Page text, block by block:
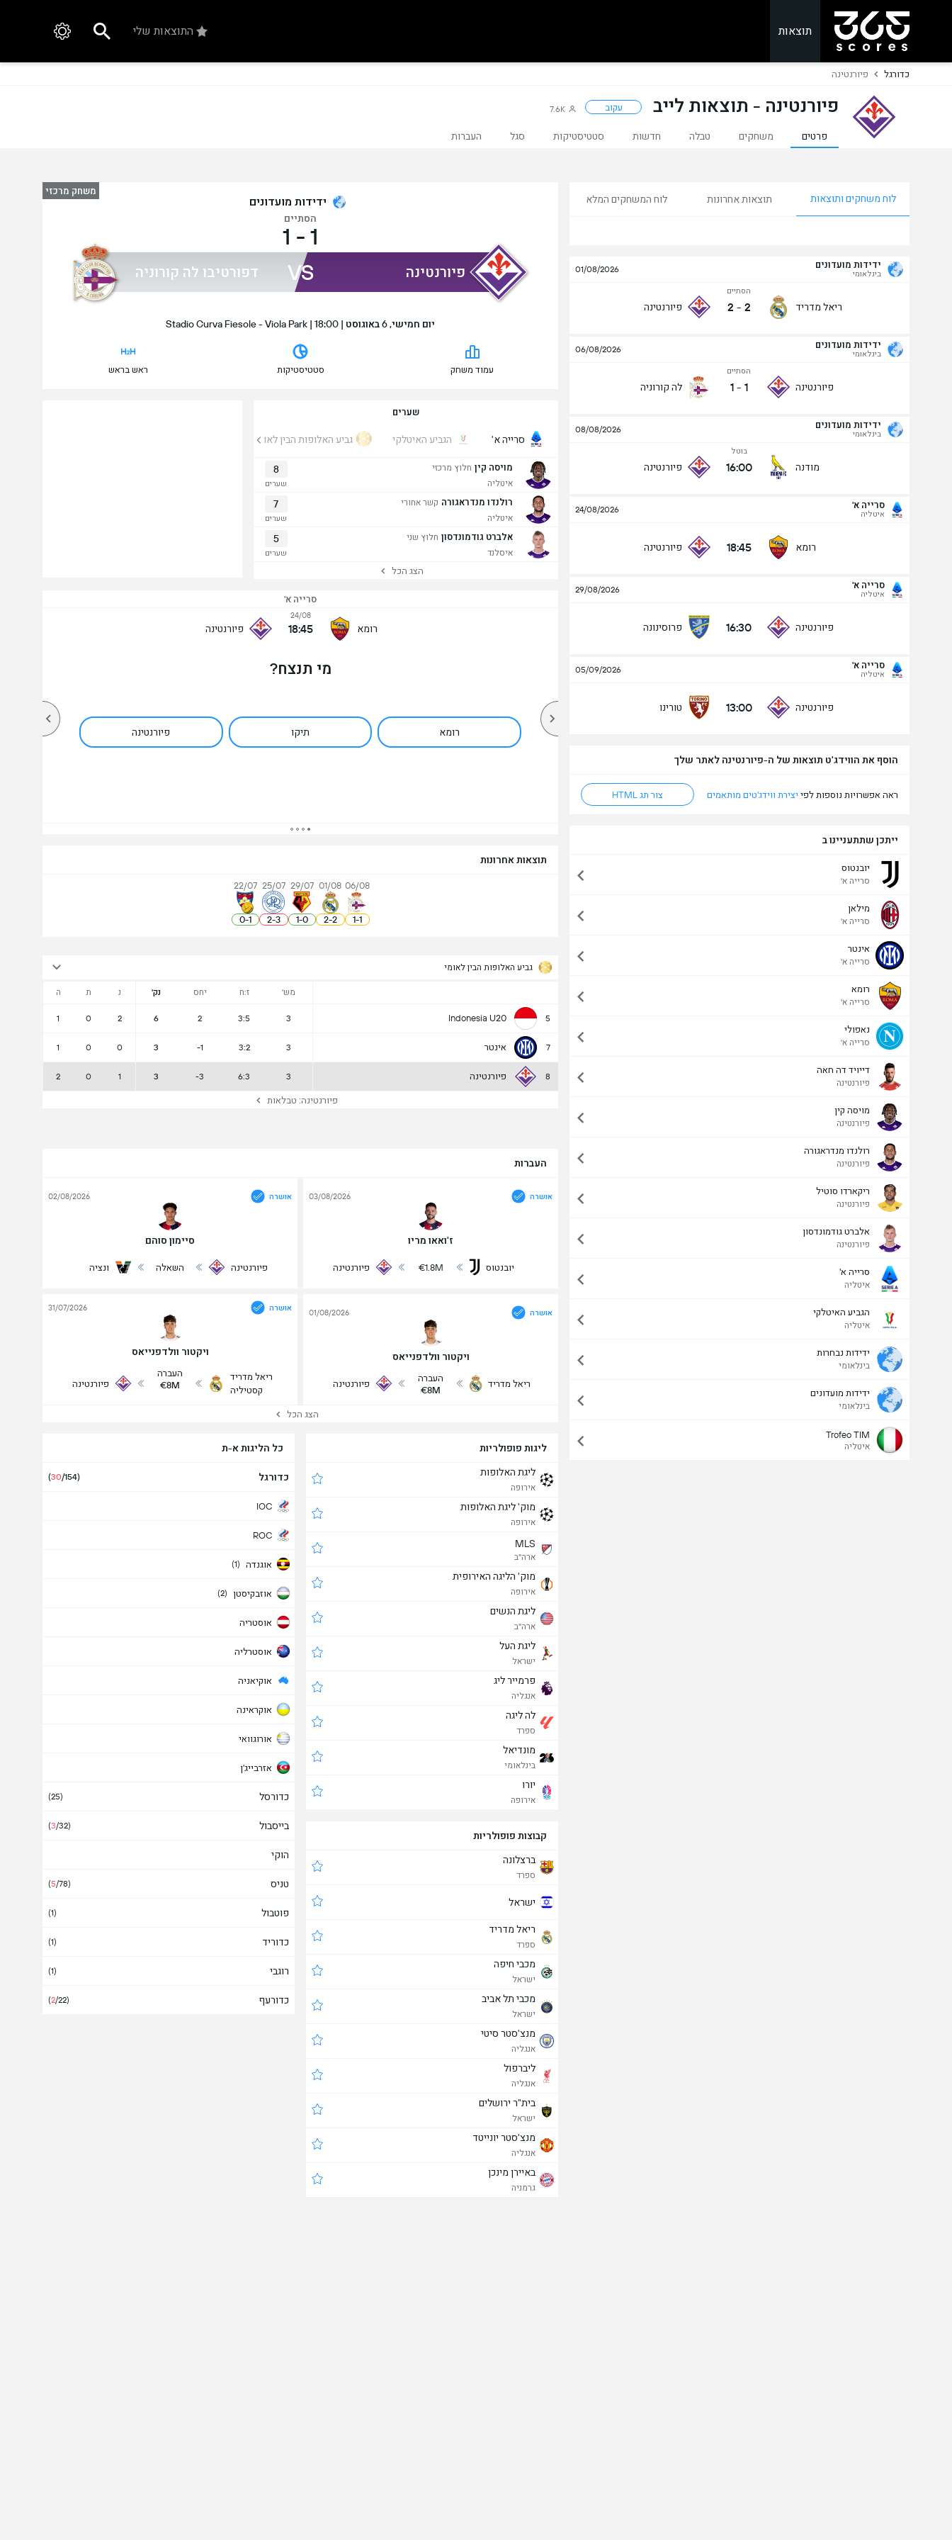
תוצאות התוצאות שלי
כדורגל פיורנטינה
פיורנטינה - תוצאות לייב עקוב 7.6K
פרטים משחקים טבלה חדשות סטטיסטיקות סגל העברות
לוח משחקים ותוצאות תוצאות אחרונות לוח המשחקים המלא
ידידות מועדונים
בינלאומי 01/08/2026
ריאל מדריד
הסתיים
2
-
2 פיורנטינה
ידידות מועדונים
בינלאומי 06/08/2026
פיורנטינה
הסתיים
1
-
1 לה קורוניה
ידידות מועדונים
בינלאומי 08/08/2026
מודנה
בוטל
16:00 פיורנטינה
סרייה א'
איטליה 24/08/2026
רומא 18:45 פיורנטינה
סרייה א'
איטליה 29/08/2026
פיורנטינה 16:30 פרוסינונה
סרייה א'
איטליה 05/09/2026
פיורנטינה 13:00 טורינו
הוסף את הווידג'ט תוצאות של ה-פיורנטינה לאתר שלך
ראה אפשרויות נוספות לפי יצירת ווידג'טים מותאמים צור תג HTML
ייתכן שתתעניינו ב
יובנטוס
סרייה א'
מילאן
סרייה א'
אינטר
סרייה א'
רומא
סרייה א'
נאפולי
סרייה א'
דייויד דה חאה
פיורנטינה
מויסה קין
פיורנטינה
רולנדו מנדראגורה
פיורנטינה
ריקארדו סוטיל
פיורנטינה
אלברט גודמונדסון
פיורנטינה
סרייה א'
איטליה
הגביע האיטלקי
איטליה
ידידות נבחרות
בינלאומי
ידידות מועדונים
בינלאומי
Trofeo TIM
איטליה
משחק מרכזי
ידידות מועדונים
הסתיים
1
-
1
פיורנטינה VS דפורטיבו לה קורוניה
יום חמישי, 6 באוגוסט | 18:00 | Stadio Curva Fiesole - Viola Park
עמוד משחק סטטיסטיקות ראש בראש
שערים
סרייה א' הגביע האיטלקי גביע האלופות הבין לאומי
מויסה קין חלוץ מרכזי
איטליה
8
שערים
רולנדו מנדראגורה קשר אחורי
איטליה
7
שערים
אלברט גודמונדסון חלוץ שני
איסלנד
5
שערים
הצג הכל
סרייה א'
רומא
24/08
18:45 פיורנטינה
מי תנצח?
רומא תיקו פיורנטינה
16:30 פרוסינונה
מעל/מתחת שערים - 90 דק' (2.5)
תוצאות אחרונות
06/08
1
-
1
01/08
2
-
2
29/07
0
-
1
25/07
3
-
2
22/07
1
-
0
גביע האלופות הבין לאומי
מש' ז:ח יחס נק' נ ת ה
5
Indonesia U20
3
3:5
2
6
2
0
1
7 אינטר 3
3:2
-1
3
0
0
1
8 פיורנטינה 3
6:3
-3
3
1
0
2
פיורנטינה: טבלאות
העברות
אושרה
ז'ואאו מריו
03/08/2026
יובנטוס €1.8M פיורנטינה
אושרה
סיימון סוהם
02/08/2026
פיורנטינה השאלה ונציה
אושרה
ויקטור וולדפנייאס
01/08/2026
ריאל מדריד
העברה
€8M
פיורנטינה
אושרה
ויקטור וולדפנייאס
31/07/2026
ריאל מדריד
קסטיליה
העברה
€8M
פיורנטינה
הצג הכל
ליגות פופולריות
ליגת האלופות
אירופה
מוק' ליגת האלופות
אירופה
MLS
ארה"ב
מוק' הליגה האירופית
אירופה
ליגת הנשים
ארה"ב
ליגת העל
ישראל
פרמייר ליג
אנגליה
לה ליגה
ספרד
מונדיאל
בינלאומי
יורו
אירופה
כל הליגות א-ת
כדורגל (30/154)
IOC
ROC
אוגנדה (1)
אוזבקיסטן (2)
אוסטריה
אוסטרליה
אוקיאניה
אוקראינה
אורוגוואי
אזרבייג'ן
איטליה
איי בהאמה
איי טורקס וקאיקוס
איי פארו
אינדונזיה
איסלנד
איראן
אירופה
כדורסל (25)
בייסבול (3/32)
הוקי
טניס (5/78)
פוטבול (1)
כדוריד (1)
רוגבי (1)
כדורעף (2/22)
קבוצות פופולריות
ברצלונה
ספרד
ישראל
ריאל מדריד
ספרד
מכבי חיפה
ישראל
מכבי תל אביב
ישראל
מנצ'סטר סיטי
אנגליה
ליברפול
אנגליה
בית"ר ירושלים
ישראל
מנצ'סטר יונייטד
אנגליה
באיירן מינכן
גרמניה